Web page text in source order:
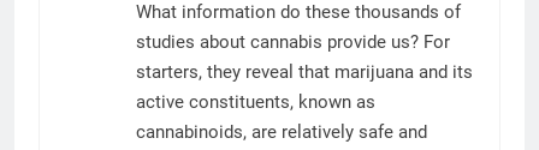
What information do these thousands of
studies about cannabis provide us? For
starters, they reveal that marijuana and its
active constituents, known as
cannabinoids, are relatively safe and